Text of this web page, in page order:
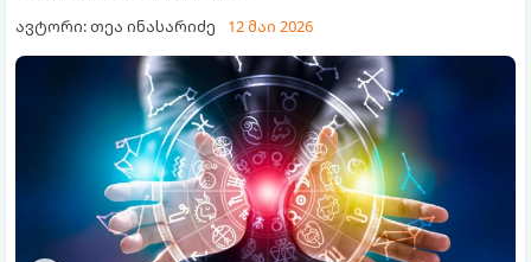
ავტორი: თეა ინასარიძე 12 მაი 2026